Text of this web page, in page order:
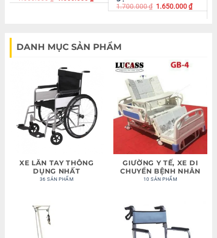
1.700.000₫ 1.650.000₫
DANH MỤC SẢN PHẨM
XE LĂN TAY THÔNG
DỤNG NHẤT
36 SẢN PHẨM
GIƯỜNG Y TẾ, XE DI
CHUYỂN BỆNH NHÂN
10 SẢN PHẨM